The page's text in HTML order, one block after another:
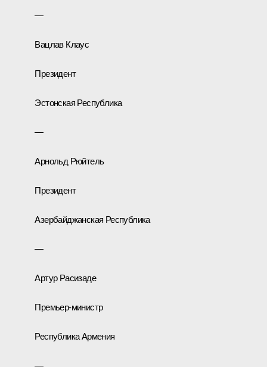
—
Вацлав Клаус
Президент
Эстонская Республика
—
Арнольд Рюйтель
Президент
Азербайджанская Республика
—
Артур Расизаде
Премьер-министр
Республика Армения